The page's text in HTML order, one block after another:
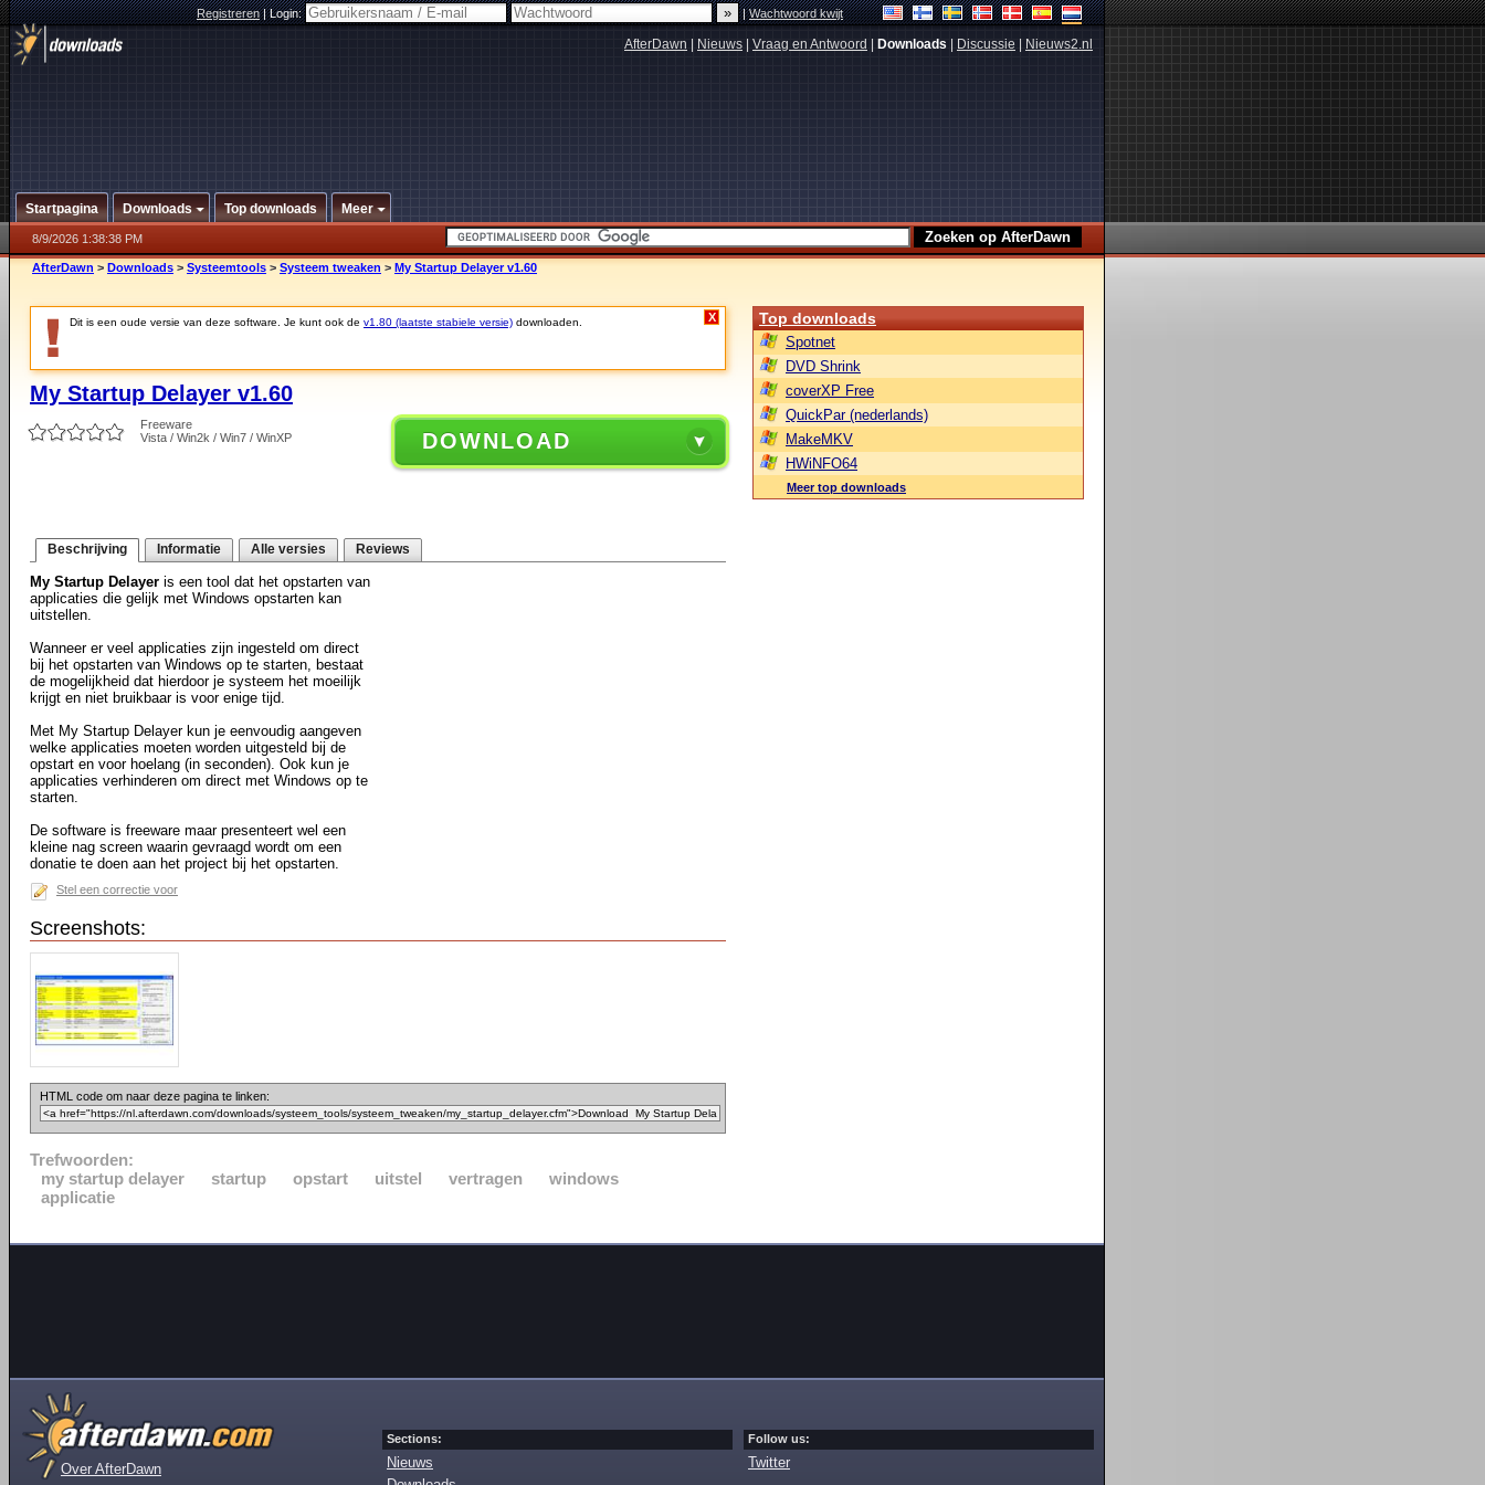
Registreren|Login: |Wachtwoord kwijt
AfterDawn Nieuws Vraag en Antwoord Downloads Discussie Nieuws2.nl
Startpagina Downloads Top downloads Meer
8/9/2026 1:38:38 PM
AfterDawn > Downloads > Systeemtools > Systeem tweaken > My Startup Delayer v1.60
Dit is een oude versie van deze software. Je kunt ook de v1.80 (laatste stabiele versie) downloaden. X
My Startup Delayer v1.60
Freeware
Vista / Win2k / Win7 / WinXP
DOWNLOAD
Beschrijving Informatie Alle versies Reviews
My Startup Delayer is een tool dat het opstarten van
applicaties die gelijk met Windows opstarten kan
uitstellen.
Wanneer er veel applicaties zijn ingesteld om direct
bij het opstarten van Windows op te starten, bestaat
de mogelijkheid dat hierdoor je systeem het moeilijk
krijgt en niet bruikbaar is voor enige tijd.
Met My Startup Delayer kun je eenvoudig aangeven
welke applicaties moeten worden uitgesteld bij de
opstart en voor hoelang (in seconden). Ook kun je
applicaties verhinderen om direct met Windows op te
starten.
De software is freeware maar presenteert wel een
kleine nag screen waarin gevraagd wordt om een
donatie te doen aan het project bij het opstarten.
Stel een correctie voor
Screenshots:
HTML code om naar deze pagina te linken:
Trefwoorden:
my startup delayer
startup opstart uitstel vertragen
windows
applicatie
Top downloads
Spotnet
DVD Shrink
coverXP Free
QuickPar (nederlands)
MakeMKV
HWiNFO64
Meer top downloads
Over AfterDawn
Sections:
Nieuws
Follow us:
Twitter